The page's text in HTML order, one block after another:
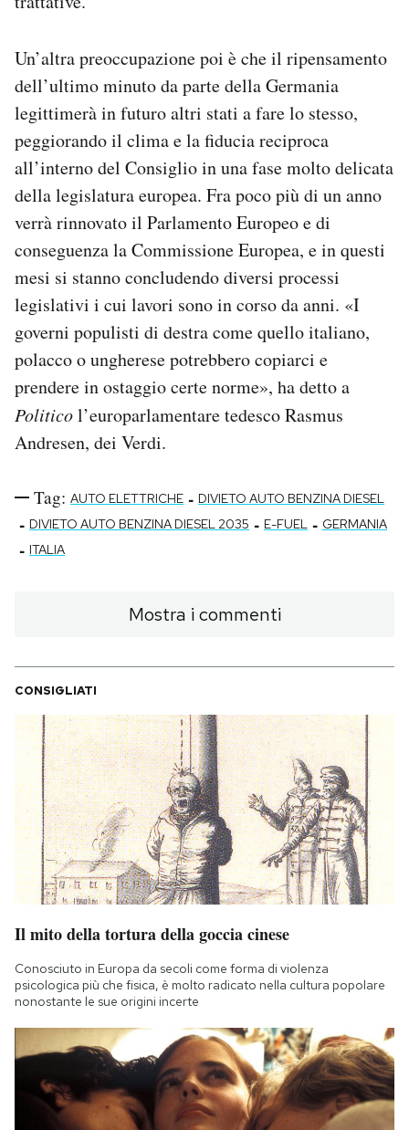
Un’altra preoccupazione poi è che il ripensamento
dell’ultimo minuto da parte della Germania
legittimerà in futuro altri stati a fare lo stesso,
peggiorando il clima e la fiducia reciproca
all’interno del Consiglio in una fase molto delicata
della legislatura europea. Fra poco più di un anno
verrà rinnovato il Parlamento Europeo e di
conseguenza la Commissione Europea, e in questi
mesi si stanno concludendo diversi processi
legislativi i cui lavori sono in corso da anni. «I
governi populisti di destra come quello italiano,
polacco o ungherese potrebbero copiarci e
prendere in ostaggio certe norme», ha detto a
Politicol’europarlamentare tedesco Rasmus
Andresen, dei Verdi.
Tag: AUTO ELETTRICHE - DIVIETO AUTO BENZINA DIESEL
- DIVIETO AUTO BENZINA DIESEL 2035 - E-FUEL - GERMANIA
- ITALIA
Mostra i commenti
CONSIGLIATI
Il mito della tortura della goccia cinese
Conosciuto in Europa da secoli come forma di violenza
psicologica più che fisica, è molto radicato nella cultura popolare
nonostante le sue origini incerte